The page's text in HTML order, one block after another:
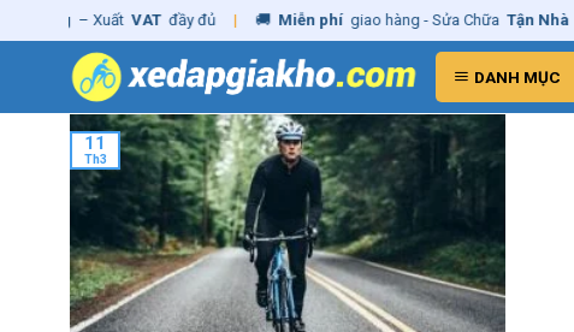
to
– Xuất VAT đầy đủ | 🚚 Miễn phí giao hàng - Sửa Chữa Tận Nhà ✓
DANH MỤC
11
Th3